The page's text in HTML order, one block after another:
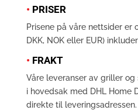
• PRISER
Prisene på våre nettsider er
DKK, NOK eller EUR)
• FRAKT
Våre leveranser av griller
i hovedsak med DHL Home
direkte til